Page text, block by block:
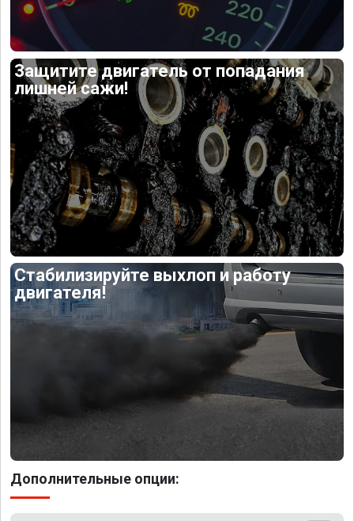
Защитите двигатель от попадания
лишней сажи!
Стабилизируйте выхлоп и работу
двигателя!
Дополнительные опции: